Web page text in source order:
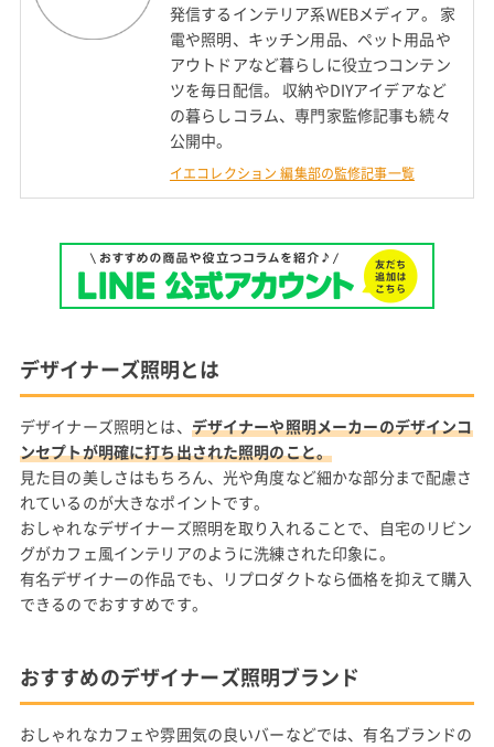
発信するインテリア系WEBメディア。 家
電や照明、キッチン用品、ペット用品や
アウトドアなど暮らしに役立つコンテン
ツを毎日配信。 収納やDIYアイデアなど
の暮らしコラム、専門家監修記事も続々
公開中。
イエコレクション 編集部の監修記事一覧
デザイナーズ照明とは
デザイナーズ照明とは、 デザイナーや照明メーカーのデザインコ
ンセプトが明確に打ち出された照明のこと。
見た目の美しさはもちろん、光や角度など細かな部分まで配慮さ
れているのが大きなポイントです。
おしゃれなデザイナーズ照明を取り入れることで、自宅のリビン
グがカフェ風インテリアのように洗練された印象に。
有名デザイナーの作品でも、リプロダクトなら価格を抑えて購入
できるのでおすすめです。
おすすめのデザイナーズ照明ブランド
おしゃれなカフェや雰囲気の良いバーなどでは、有名ブランドの